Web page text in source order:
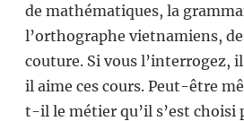
de mathématiques, la
l’orthographe vietnamiens,
couture. Si vous l’interrogez,
il aime ces cours. Peut-être
t-il le métier qu’il s’est choisi